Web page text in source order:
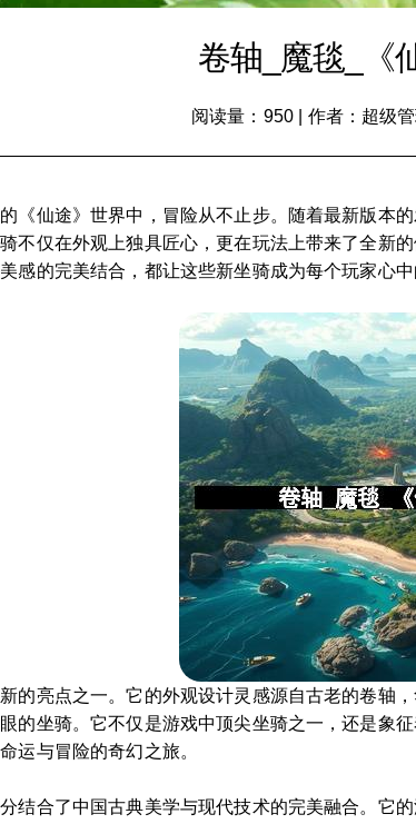
卷轴_魔毯_《
阅读量：950 作者：超级
《仙途》世界中，冒险从不止步。随着最新版本
不仅在外观上独具匠心，更在玩法上带来了全新
感的完美结合，都让这些新坐骑成为每个玩家心中
的亮点之一。它的外观设计灵感源自古老的卷轴
的坐骑。它不仅是游戏中顶尖坐骑之一，还是象
运与冒险的奇幻之旅。
结合了中国古典美学与现代技术的完美融合。它